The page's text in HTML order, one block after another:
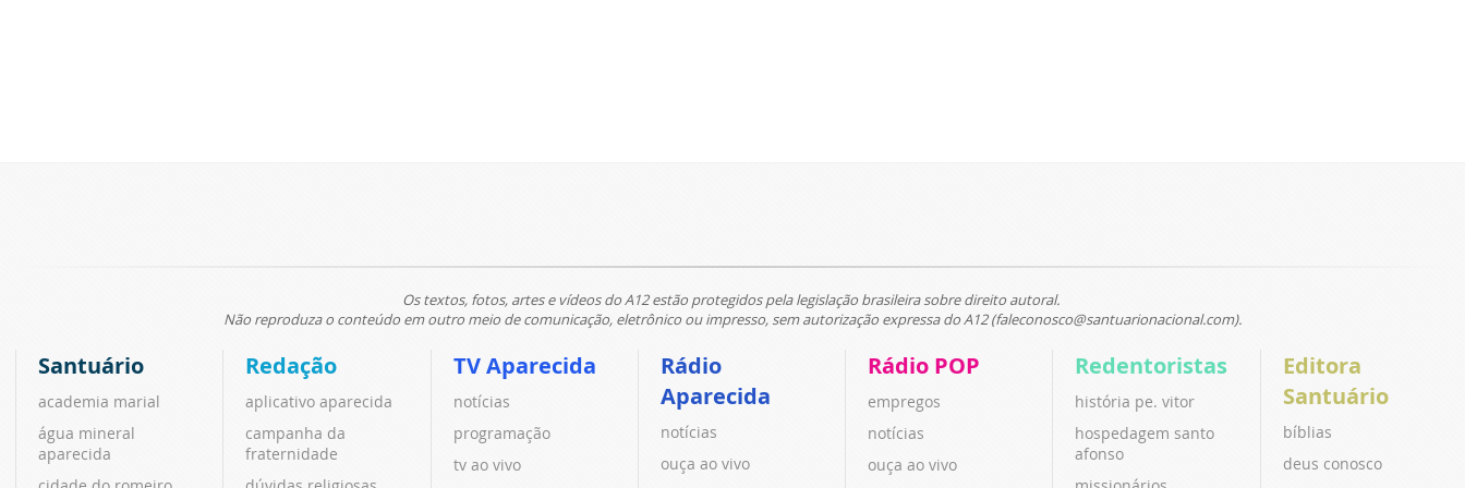
Os textos, fotos, artes e vídeos do A12 estão protegidos pela legislação brasileira sobre direito autoral.
Não reproduza o conteúdo em outro meio de comunicação, eletrônico ou impresso, sem autorização expressa do A12 (faleconosco@santuarionacional.com).
Santuário
academia marial
água mineral
aparecida
Redação
aplicativo aparecida
campanha da
fraternidade
TV Aparecida
notícias
programação
tv ao vivo
Rádio
Aparecida
notícias
ouça ao vivo
Rádio POP
empregos
notícias
ouça ao vivo
Redentoristas
história pe. vitor
hospedagem santo
afonso
Editora
Santuário
bíblias
deus conosco